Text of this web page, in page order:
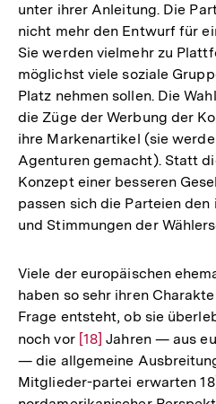
unter ihrer Anleitung. Die
nicht mehr den Entwurf für
Sie werden vielmehr zu
möglichst viele soziale
Platz nehmen sollen. Die
die Züge der Werbung der
ihre Markenartikel (sie
Agenturen gemacht). Statt
Konzept einer besseren
passen sich die Parteien
und Stimmungen der
Viele der europäischen
haben so sehr ihren
Frage entsteht, ob sie
noch vor Zur
Auflösung
der
[18] Jahren — aus
— die allgemeine
Mitglieder-partei erwarten